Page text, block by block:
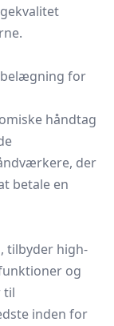
belægning for
håndtag
der
betale en
tilbyder high-
og
til
inden for